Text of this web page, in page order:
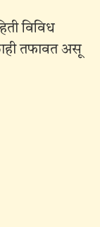
विविध
तफावत असू